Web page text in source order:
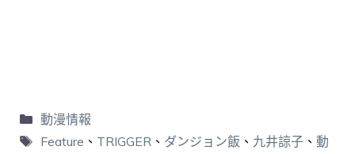
動漫情報
Feature 、 TRIGGER 、 ダンジョン飯 、 九井諒子、 動